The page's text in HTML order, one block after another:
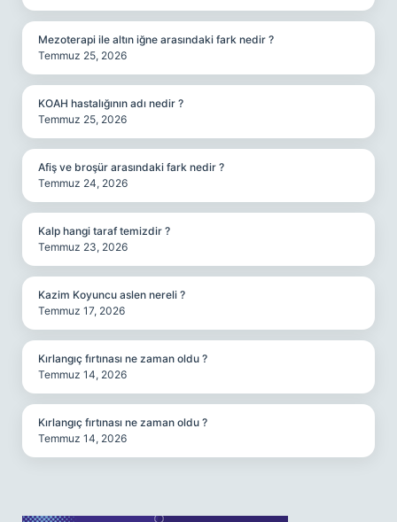
Mezoterapi ile altın iğne arasındaki fark nedir ?
Temmuz 25, 2026
KOAH hastalığının adı nedir ?
Temmuz 25, 2026
Afiş ve broşür arasındaki fark nedir ?
Temmuz 24, 2026
Kalp hangi taraf temizdir ?
Temmuz 23, 2026
Kazim Koyuncu aslen nereli ?
Temmuz 17, 2026
Kırlangıç fırtınası ne zaman oldu ?
Temmuz 14, 2026
Kırlangıç fırtınası ne zaman oldu ?
Temmuz 14, 2026